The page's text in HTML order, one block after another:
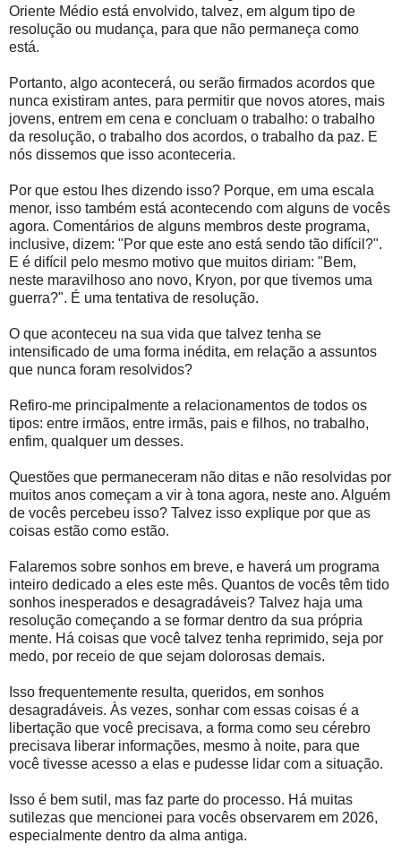
Oriente Médio está envolvido, talvez, em algum tipo de
resolução ou mudança, para que não permaneça como
está.
Portanto, algo acontecerá, ou serão firmados acordos que
nunca existiram antes, para permitir que novos atores, mais
jovens, entrem em cena e concluam o trabalho: o trabalho
da resolução, o trabalho dos acordos, o trabalho da paz. E
nós dissemos que isso aconteceria.
Por que estou lhes dizendo isso? Porque, em uma escala
menor, isso também está acontecendo com alguns de vocês
agora. Comentários de alguns membros deste programa,
inclusive, dizem: "Por que este ano está sendo tão difícil?".
E é difícil pelo mesmo motivo que muitos diriam: "Bem,
neste maravilhoso ano novo, Kryon, por que tivemos uma
guerra?". É uma tentativa de resolução.
O que aconteceu na sua vida que talvez tenha se
intensificado de uma forma inédita, em relação a assuntos
que nunca foram resolvidos?
Refiro-me principalmente a relacionamentos de todos os
tipos: entre irmãos, entre irmãs, pais e filhos, no trabalho,
enfim, qualquer um desses.
Questões que permaneceram não ditas e não resolvidas por
muitos anos começam a vir à tona agora, neste ano. Alguém
de vocês percebeu isso? Talvez isso explique por que as
coisas estão como estão.
Falaremos sobre sonhos em breve, e haverá um programa
inteiro dedicado a eles este mês. Quantos de vocês têm tido
sonhos inesperados e desagradáveis? Talvez haja uma
resolução começando a se formar dentro da sua própria
mente. Há coisas que você talvez tenha reprimido, seja por
medo, por receio de que sejam dolorosas demais.
Isso frequentemente resulta, queridos, em sonhos
desagradáveis. Às vezes, sonhar com essas coisas é a
libertação que você precisava, a forma como seu cérebro
precisava liberar informações, mesmo à noite, para que
você tivesse acesso a elas e pudesse lidar com a situação.
Isso é bem sutil, mas faz parte do processo. Há muitas
sutilezas que mencionei para vocês observarem em 2026,
especialmente dentro da alma antiga.